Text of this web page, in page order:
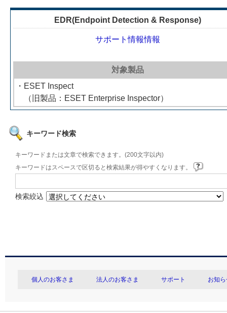
EDR(Endpoint Detection & Response)
サポート情報情報
対象製品
・ESET Inspect
（旧製品：ESET Enterprise Inspector）
キーワード検索
キーワードまたは文章で検索できます。(200文字以内)
キーワードはスペースで区切ると検索結果が得やすくなります。
検索絞込
個人のお客さま 法人のお客さま サポート お知